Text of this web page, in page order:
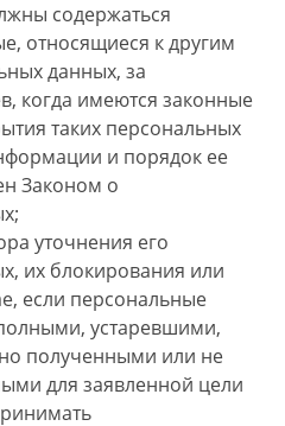
содержаться
относящиеся к другим
данных, за
когда имеются законные
таких персональных
и порядок ее
Законом о
уточнения его
их блокирования или
если персональные
устаревшими,
полученными или не
для заявленной цели